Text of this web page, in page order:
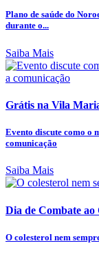
Plano de saúde do
durante o...
Saiba Mais
Grátis na Vila
Evento discute como o
comunicação
Saiba Mais
Dia de Combate ao
O colesterol nem